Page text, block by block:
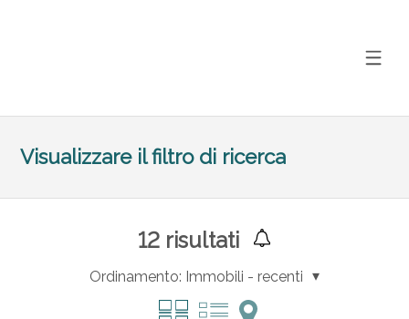
Visualizzare il filtro di ricerca
12risultati
Ordinamento: Immobili - recenti